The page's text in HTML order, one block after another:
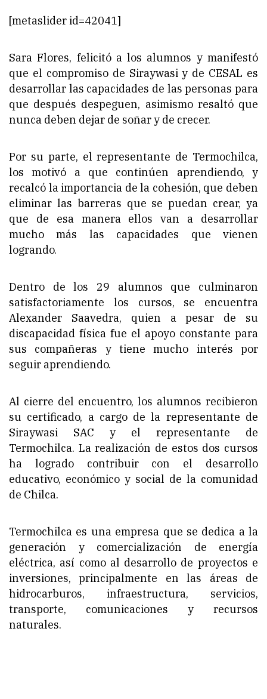
[metaslider id=42041]
Sara Flores, felicitó a los alumnos y manifestó
que el compromiso de Siraywasi y de CESAL es
desarrollar las capacidades de las personas para
que después despeguen, asimismo resaltó que
nunca deben dejar de soñar y de crecer.
Por su parte, el representante de Termochilca,
los motivó a que continúen aprendiendo, y
recalcó la importancia de la cohesión, que deben
eliminar las barreras que se puedan crear, ya
que de esa manera ellos van a desarrollar
mucho más las capacidades que vienen
logrando.
Dentro de los 29 alumnos que culminaron
satisfactoriamente los cursos, se encuentra
Alexander Saavedra, quien a pesar de su
discapacidad física fue el apoyo constante para
sus compañeras y tiene mucho interés por
seguir aprendiendo.
Al cierre del encuentro, los alumnos recibieron
su certificado, a cargo de la representante de
Siraywasi SAC y el representante de
Termochilca. La realización de estos dos cursos
ha logrado contribuir con el desarrollo
educativo, económico y social de la comunidad
de Chilca.
Termochilca es una empresa que se dedica a la
generación y comercialización de energía
eléctrica, así como al desarrollo de proyectos e
inversiones, principalmente en las áreas de
hidrocarburos, infraestructura, servicios,
transporte, comunicaciones y recursos
naturales.